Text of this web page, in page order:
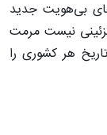
بی‌هویت جدید
نیست مرمت
هر کشوری را